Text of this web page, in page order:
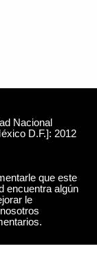
Nacional
D.F.]: 2012
que este
encuentra algún
le